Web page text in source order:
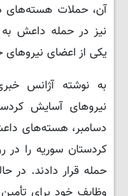
آن، حملات هسته‌های
نیز در حمله داعش
یکی از اعضای
به نوشته آژانس
دسامبر، هسته‌های
کردستان سوریه را در
حمله قرار دادند. در